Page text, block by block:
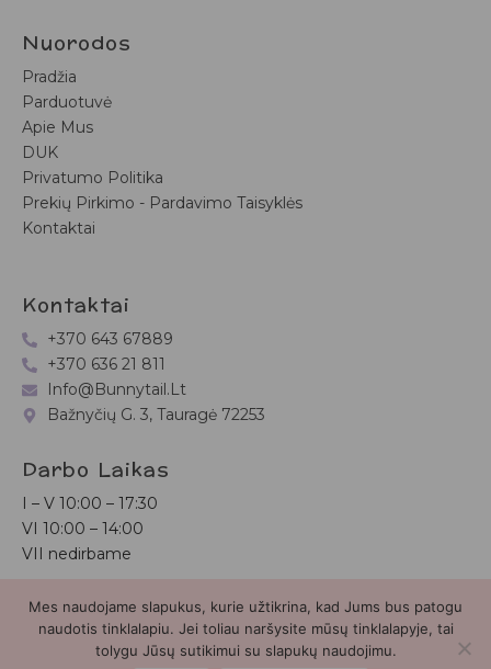
Nuorodos
Pradžia
Parduotuvė
Apie Mus
DUK
Privatumo Politika
Prekių Pirkimo - Pardavimo Taisyklės
Kontaktai
Kontaktai
+370 643 67889
+370 636 21 811
Info@bunnytail.lt
Bažnyčių G. 3, Tauragė 72253
Darbo Laikas
I – V 10:00 – 17:30
VI 10:00 – 14:00
VII nedirbame
Bunnytail.lt| Copyright 2026 | Svetainė sukurtaMyra.lt
Mes naudojame slapukus, kurie užtikrina, kad Jums bus patogu
naudotis tinklalapiu. Jei toliau naršysite mūsų tinklalapyje, tai
tolygu Jūsų sutikimui su slapukų naudojimu.